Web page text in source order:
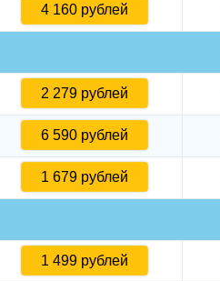
4 160 рублей
2 279 рублей
6 590 рублей
1 679 рублей
1 499 рублей